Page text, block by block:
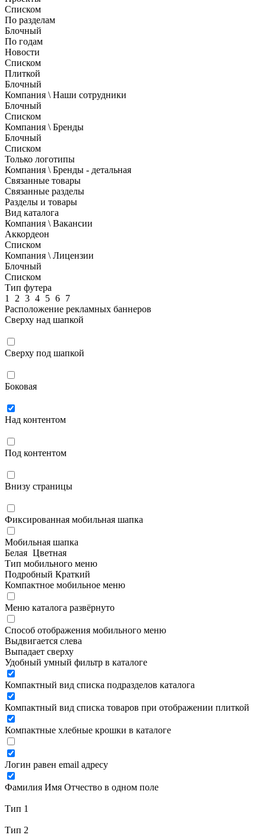
Списком
По разделам
Блочный
По годам
Новости
Списком
Плиткой
Блочный
Компания \ Наши сотрудники
Блочный
Списком
Компания \ Бренды
Блочный
Списком
Только логотипы
Компания \ Бренды - детальная
Связанные товары
Связанные разделы
Разделы и товары
Вид каталога
Компания \ Вакансии
Аккордеон
Списком
Компания \ Лицензии
Блочный
Списком
Тип футера
1
2 3 4 5 6 7
Расположение рекламных баннеров
Сверху над шапкой
Сверху под шапкой
Боковая
Над контентом
Под контентом
Внизу страницы
Фиксированная мобильная шапка
Мобильная шапка
Белая Цветная
Тип мобильного меню
Подробный Краткий
Компактное мобильное меню
Меню каталога развёрнуто
Способ отображения мобильного меню
Выдвигается слева
Выпадает сверху
Удобный умный фильтр в каталоге
Компактный вид списка подразделов каталога
Компактный вид списка товаров при отображении плиткой
Компактные хлебные крошки в каталоге
Логин равен email адресу
Фамилия Имя Отчество в одном поле
Тип 1
Тип 2